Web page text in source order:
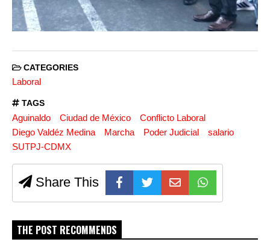
CATEGORIES
Laboral
TAGS
Aguinaldo Ciudad de México
Conflicto Laboral
Diego Valdéz Medina
Marcha Poder Judicial
salario
SUTPJ-CDMX
Share This
THE POST RECOMMENDS